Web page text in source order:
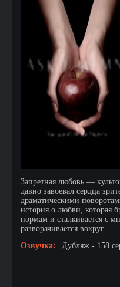
Запретная любовь —
давно завоевал сердца
драматическими
история о любви, которая
нормам и сталкивается с
разворачивается вокруг...
Озвучка:
Дубляж - 158